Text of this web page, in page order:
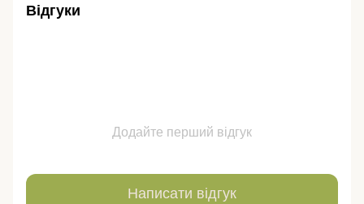
Відгуки
Додайте перший відгук
Написати відгук